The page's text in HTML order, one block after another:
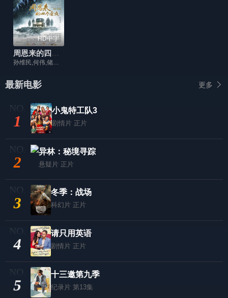
HD中字
周恩来的四个昼夜
孙维民,何伟,储智博,牛犇,郝岩,柏青
最新电影 更多
1
小鬼特工队3
剧情片 正片
2
异林：秘境寻踪
悬疑片 正片
3
冬季：战场
科幻片 正片
4
请只用英语
剧情片 正片
5
十三邀第九季
纪录片 第13集